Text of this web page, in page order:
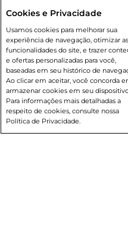
Rio de Janeiro (RJ)
Caso queira comprar
suas compras:
Entrega em casa
prévio. O valor mínimo
80,00.
© 2026
Cookies e Privacidade
Usamos cookies para melhorar sua
experiência de navegação, otimizar as
funcionalidades do site, e trazer
e ofertas personalizadas para você,
baseadas em seu histórico de
Ao clicar em aceitar, você concorda
armazenar cookies em seu
Para informações mais detalhadas a
respeito de cookies, consulte nossa
Política de Privacidade.